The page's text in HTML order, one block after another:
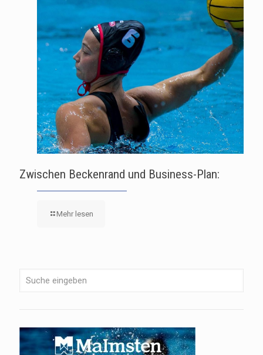
Zwischen Beckenrand und Business-Plan:
Mehr lesen